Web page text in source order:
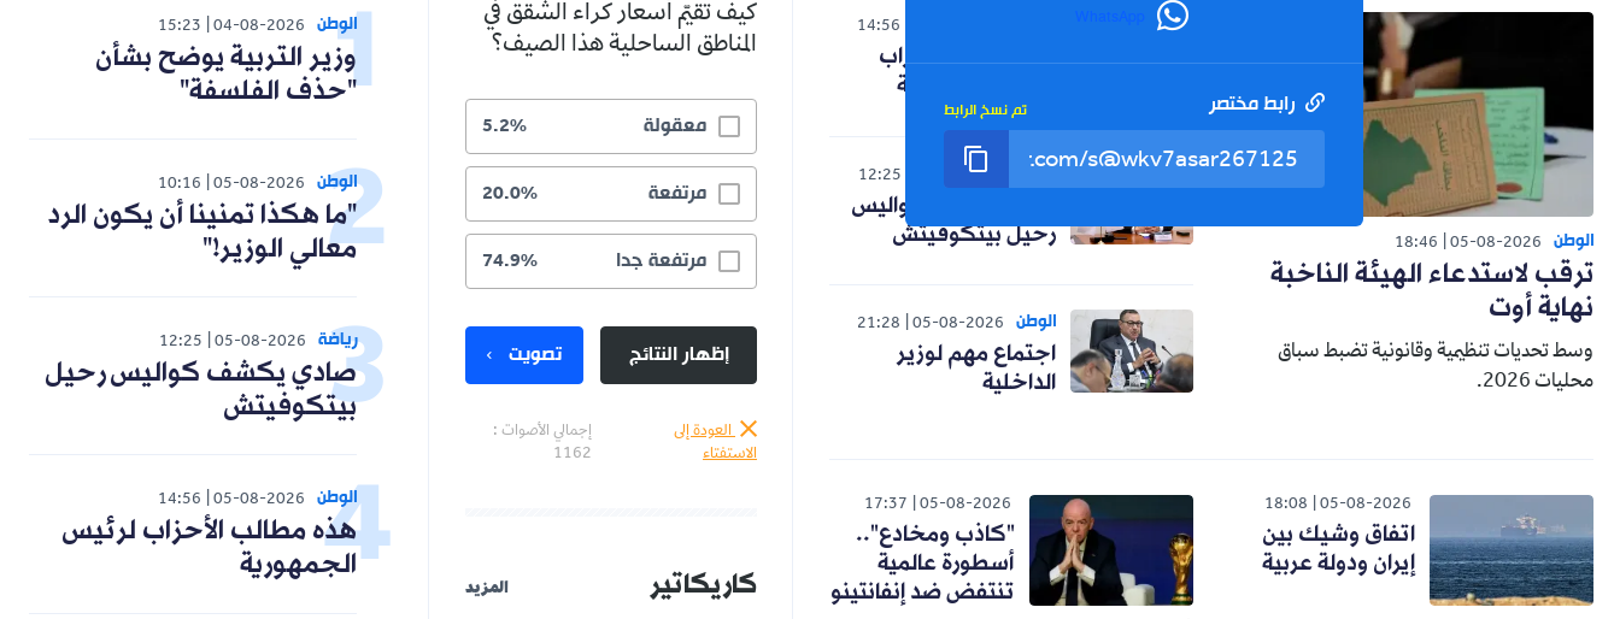
WhatsApp
رابط مختصر تم نسخ الرابط
الوطن 05-08-2026
18:46
ترقب لاستدعاء الهيئة الناخبة
نهاية أوت
وسط تحديات تنظيمية وقانونية تضبط سباق
محليات 2026.
14:56
هذه مطالب الأحزاب
لرئيس الجمهورية
رياضة 05-08-2026
12:25
صادي يكشف كواليس
رحيل بيتكوفيتش
الوطن 05-08-2026
21:28
اجتماع مهم لوزير
الداخلية
05-08-2026
18:08
اتفاق وشيك بين
إيران ودولة عربية
05-08-2026
17:37
"كاذب ومخادع"..
أسطورة عالمية
تنتفض ضد إنفانتينو
كيف تقيّم أسعار كراء الشقق في
المناطق الساحلية هذا الصيف؟
معقولة 5.2%
مرتفعة 20.0%
مرتفعة جدا 74.9%
إظهار النتائج تصويت
العودة إلى
الاستفتاء
إجمالي الأصوات :
1162
كاريكاتير المزيد
الوطن 04-08-2026
15:23
وزير التربية يوضح بشأن
"حذف الفلسفة"
الوطن 05-08-2026
10:16
"ما هكذا تمنينا أن يكون الرد
معالي الوزير!"
رياضة 05-08-2026
12:25
صادي يكشف كواليس رحيل
بيتكوفيتش
الوطن 05-08-2026
14:56
هذه مطالب الأحزاب لرئيس
الجمهورية